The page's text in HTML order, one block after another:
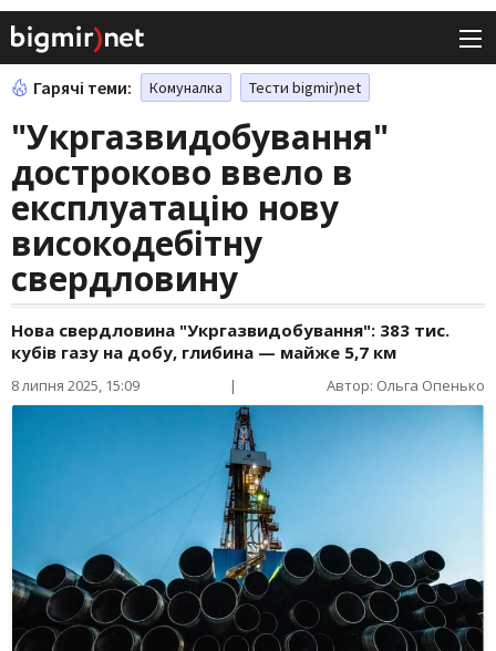
Гарячі теми: Комуналка Тести bigmir)net
"Укргазвидобування"
достроково ввело в
експлуатацію нову
високодебітну
свердловину
Нова свердловина "Укргазвидобування": 383 тис.
кубів газу на добу, глибина — майже 5,7 км
8 липня 2025, 15:09 | Автор: Ольга Опенько